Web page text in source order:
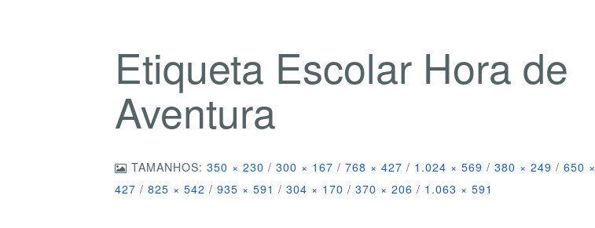
Etiqueta Escolar Hora de
Aventura
TAMANHOS:350 × 230 / 300 × 167 / 768 × 427 / 1.024 × 569 / 380 × 249 / 650 ×
427 / 825 × 542 / 935 × 591 / 304 × 170 / 370 × 206 / 1.063 × 591